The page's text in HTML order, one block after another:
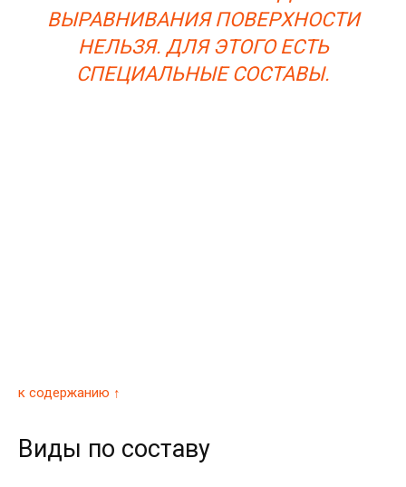
ВЫРАВНИВАНИЯ ПОВЕРХНОСТИ
НЕЛЬЗЯ. ДЛЯ ЭТОГО ЕСТЬ
СПЕЦИАЛЬНЫЕ СОСТАВЫ.
к содержанию ↑
Виды по составу